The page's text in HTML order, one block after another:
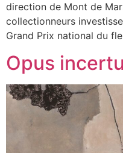
direction de Mont de
collectionneurs
Grand Prix national du
Opus